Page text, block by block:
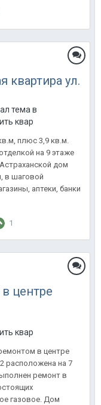
квартира ул.
тема в
квартиру в Анапе.
плюс 3,9 кв.м.
на 9 этаже
дом
в шаговой
аптеки, банки
1
центре
квартиру в Анапе.
в центре
расположена на 7
ремонт в
газовое. Дом